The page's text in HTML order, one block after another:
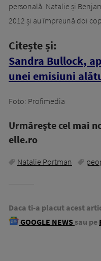
personală. Natalie și
2012 și au împreună doi
Citește și:
Sandra Bullock,
unei emisiuni
Foto: Profimedia
Urmăreşte cel mai
elle.ro
Natalie Portman
Daca ti-a placut acest
GOOGLE NEWS sau pe